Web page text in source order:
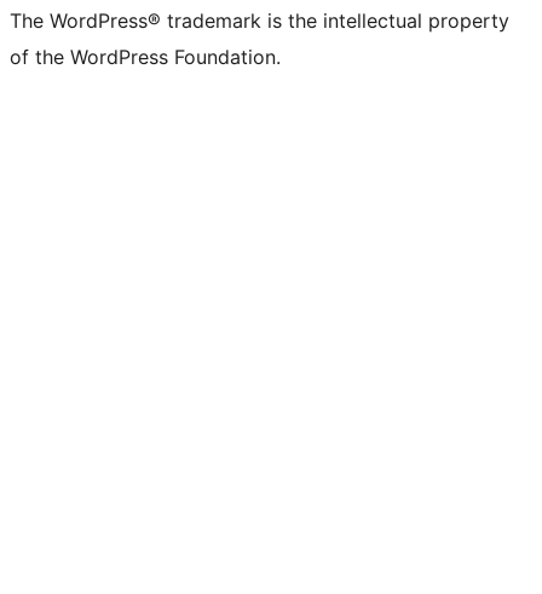
The WordPress® trademark is the intellectual property
of the WordPress Foundation.